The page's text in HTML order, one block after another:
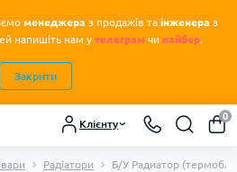
менеджера з продажів та інженера з
напишіть нам у телеграм чи вайбер.
Закрити
Клієнту
0
Радіатори Б/У Радиатор